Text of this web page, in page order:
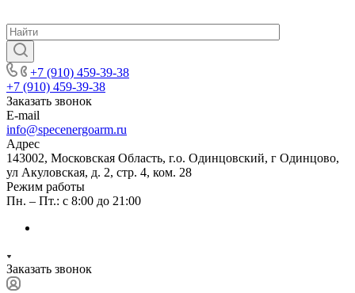
+7 (910) 459-39-38
+7 (910) 459-39-38
Заказать звонок
E-mail
info@specenergoarm.ru
Адрес
143002, Московская Область, г.о. Одинцовский, г Одинцово,
ул Акуловская, д. 2, стр. 4, ком. 28
Режим работы
Пн. – Пт.: с 8:00 до 21:00
Заказать звонок